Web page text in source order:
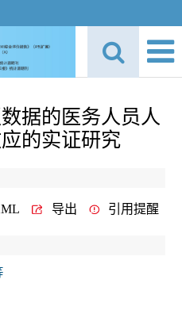
据的医务人员人
的实证研究
导出 引用提醒